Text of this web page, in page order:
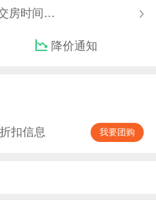
房时间…
降价通知
扣信息 我要团购